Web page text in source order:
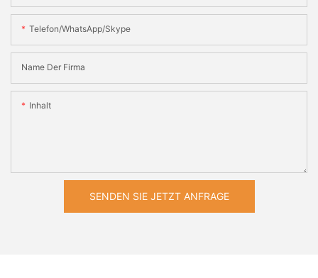
Telefon/WhatsApp/Skype
Name Der Firma
Inhalt
SENDEN SIE JETZT ANFRAGE